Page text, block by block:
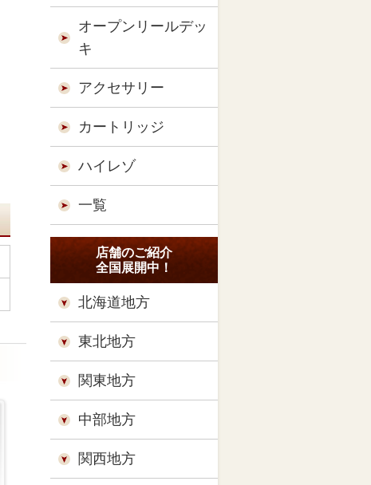
オープンリールデッ
キ
アクセサリー
カートリッジ
ハイレゾ
一覧
店舗のご紹介
全国展開中！
北海道地方
東北地方
関東地方
中部地方
関西地方